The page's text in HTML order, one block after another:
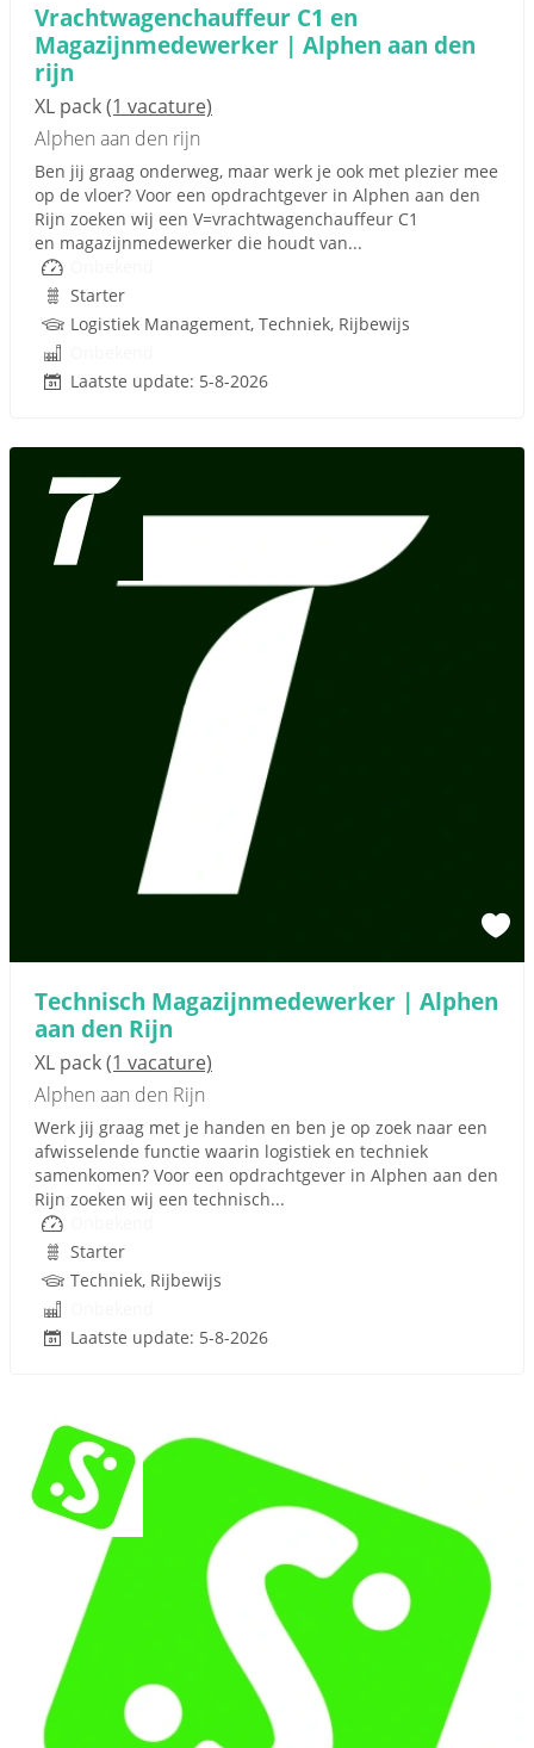
Vrachtwagenchauffeur C1 en
Magazijnmedewerker | Alphen aan den
rijn
XL pack(1 vacature)
Alphen aan den rijn
Ben jij graag onderweg, maar werk je ook met plezier mee
op de vloer? Voor een opdrachtgever in Alphen aan den
Rijn zoeken wij een V=vrachtwagenchauffeur C1
en magazijnmedewerker die houdt van...
Starter
Logistiek Management, Techniek, Rijbewijs
Laatste update: 5-8-2026
Technisch Magazijnmedewerker | Alphen
aan den Rijn
XL pack(1 vacature)
Alphen aan den Rijn
Werk jij graag met je handen en ben je op zoek naar een
afwisselende functie waarin logistiek en techniek
samenkomen? Voor een opdrachtgever in Alphen aan den
Rijn zoeken wij een technisch...
Starter
Techniek, Rijbewijs
Laatste update: 5-8-2026